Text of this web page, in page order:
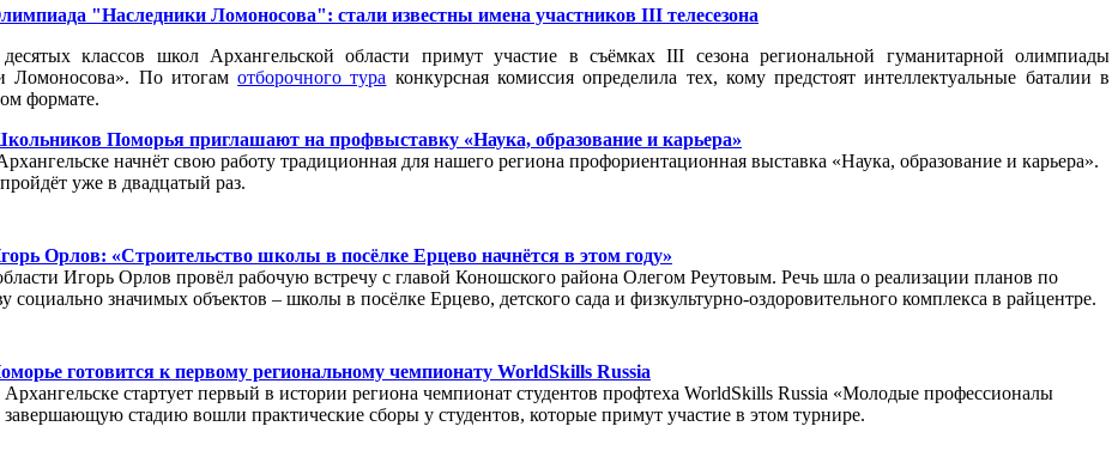
"Наследники Ломоносова": стали известны имена участников III телесезона
классов школ Архангельской области примут участие в съёмках III сезона региональной гуманитарной олимпиады
Ломоносова». По итогамотборочного тура конкурсная комиссия определила тех, кому предстоят интеллектуальные баталии в
формате.
Поморья приглашают на профвыставку «Наука, образование и карьера»
начнёт свою работу традиционная для нашего региона профориентационная выставка «Наука, образование и карьера».
уже в двадцатый раз.
Орлов: «Строительство школы в посёлке Ерцево начнётся в этом году»
Игорь Орлов провёл рабочую встречу с главой Коношского района Олегом Реутовым. Речь шла о реализации планов по
социально значимых объектов – школы в посёлке Ерцево, детского сада и физкультурно-оздоровительного комплекса в райцентре.
готовится к первому региональному чемпионату WorldSkills Russia
Архангельске стартует первый в истории региона чемпионат студентов профтеха WorldSkills Russia «Молодые профессионалы
стадию вошли практические сборы у студентов, которые примут участие в этом турнире.